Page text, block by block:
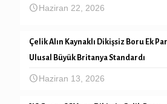
Haziran 22, 2026
Çelik Alın Kaynaklı Dikişsiz Boru Ek
Ulusal Büyük Britanya Standardı
Haziran 13, 2026